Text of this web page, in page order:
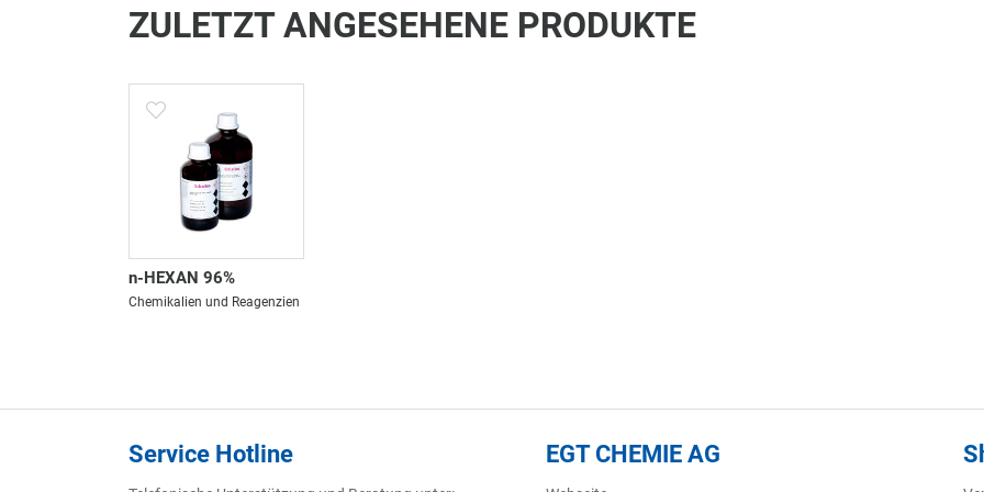
ZULETZT ANGESEHENE PRODUKTE
n-HEXAN 96%
Chemikalien und Reagenzien
Service Hotline EGT CHEMIE AG